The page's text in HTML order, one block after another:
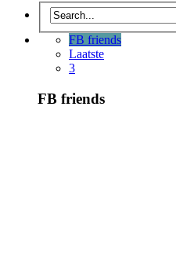
FB friends
Laatste
3
FB friends